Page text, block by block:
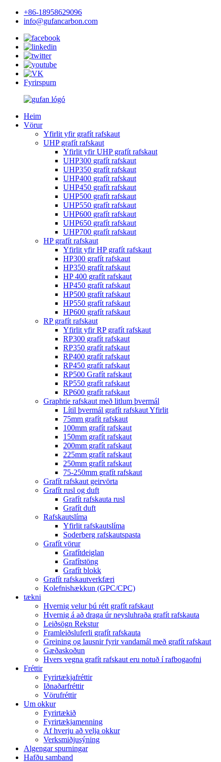
+86-18958629096
info@gufancarbon.com
Fyrirspurn
Heim
Vörur
Yfirlit yfir grafít rafskaut
UHP grafít rafskaut
Yfirlit yfir UHP grafít rafskaut
UHP300 grafít rafskaut
UHP350 grafít rafskaut
UHP400 grafít rafskaut
UHP450 grafít rafskaut
UHP500 grafít rafskaut
UHP550 grafít rafskaut
UHP600 grafít rafskaut
UHP650 grafít rafskaut
UHP700 grafít rafskaut
HP grafít rafskaut
Yfirlit yfir HP grafít rafskaut
HP300 grafít rafskaut
HP350 grafít rafskaut
HP 400 grafít rafskaut
HP450 grafít rafskaut
HP500 grafít rafskaut
HP550 grafít rafskaut
HP600 grafít rafskaut
RP grafít rafskaut
Yfirlit yfir RP grafít rafskaut
RP300 grafít rafskaut
RP350 grafít rafskaut
RP400 grafít rafskaut
RP450 grafít rafskaut
RP500 Grafít rafskaut
RP550 grafít rafskaut
RP600 grafít rafskaut
Graphtie rafskaut með litlum þvermál
Lítil þvermál grafít rafskaut Yfirlit
75mm grafít rafskaut
100mm grafít rafskaut
150mm grafít rafskaut
200mm grafít rafskaut
225mm grafít rafskaut
250mm grafít rafskaut
75-250mm grafít rafskaut
Grafít rafskaut geirvörta
Grafít rusl og duft
Grafít rafskauta rusl
Grafít duft
Rafskautslíma
Yfirlit rafskautslíma
Soderberg rafskautspasta
Grafít vörur
Grafítdeiglan
Grafítstöng
Grafít blokk
Grafít rafskautverkfæri
Kolefnishækkun (GPC/CPC)
tækni
Hvernig velur þú rétt grafít rafskaut
Hvernig á að draga úr neysluhraða grafít rafskauta
Leiðsögn Rekstur
Framleiðsluferli grafít rafskauta
Greining og lausnir fyrir vandamál með grafít rafskaut
Gæðaskoðun
Hvers vegna grafít rafskaut eru notuð í rafbogaofni
Fréttir
Fyrirtækjafréttir
Iðnaðarfréttir
Vörufréttir
Um okkur
Fyrirtækið
Fyrirtækjamenning
Af hverju að velja okkur
Verksmiðjusýning
Algengar spurningar
Hafðu samband